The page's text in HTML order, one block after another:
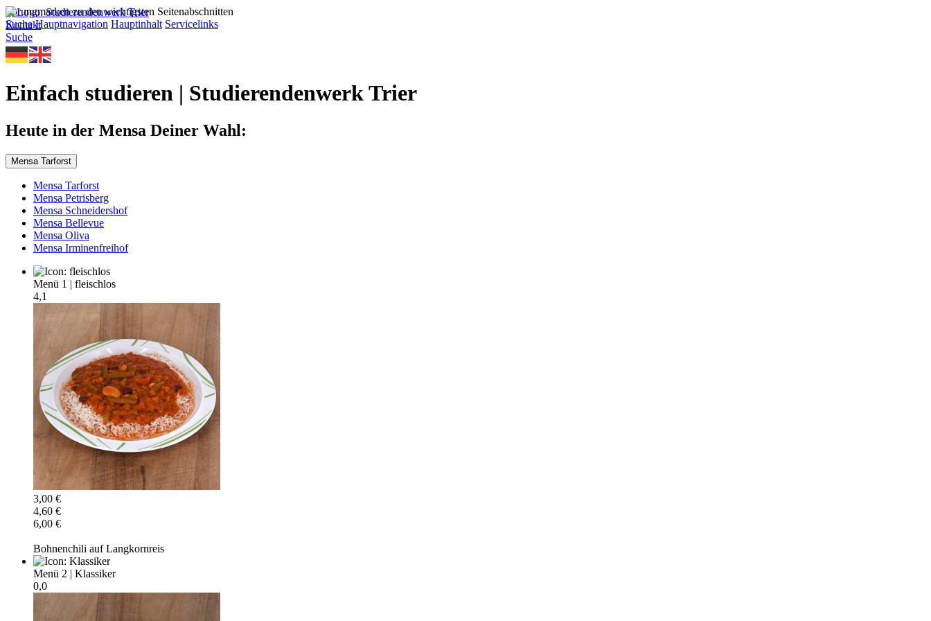
Sprungmarken zu den wichtigsten Seitenabschnitten
Suche Hauptnavigation Hauptinhalt Servicelinks
Kontakt
Suche
Einfach studieren | Studierendenwerk Trier
Heute in der Mensa Deiner Wahl:
Mensa Tarforst
Mensa Tarforst
Mensa Petrisberg
Mensa Schneidershof
Mensa Bellevue
Mensa Oliva
Mensa Irminenfreihof
Menü 1 | fleischlos
4,1
3,00 €
4,60 €
6,00 €
Bohnenchili auf Langkornreis
Menü 2 | Klassiker
0,0